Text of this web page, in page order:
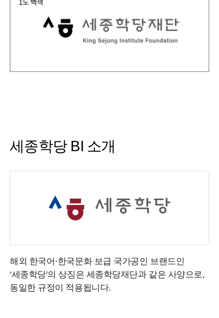
세종학당 BI 소개
해외 한국어·한국문화 보급 국가공인 브랜드인
‘세종학당’의 상징은 세종학당재단과 같은 사양으로,
동일한 규정이 적용됩니다.